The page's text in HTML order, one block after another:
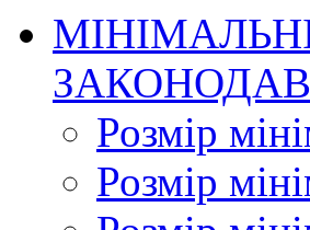
Розмір
Розмір